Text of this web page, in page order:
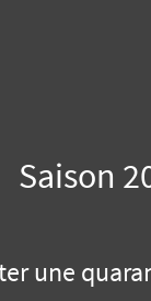
Saison
une